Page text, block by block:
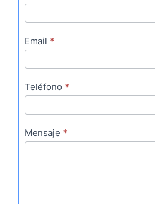
10
Email *
Teléfono *
Mensaje *